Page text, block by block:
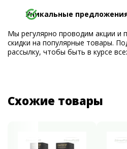
Уникальные
Мы регулярно проводим акции и
скидки на популярные товары.
рассылку, чтобы быть в курсе
Схожие товары